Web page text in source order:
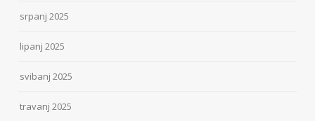
srpanj 2025
lipanj 2025
svibanj 2025
travanj 2025